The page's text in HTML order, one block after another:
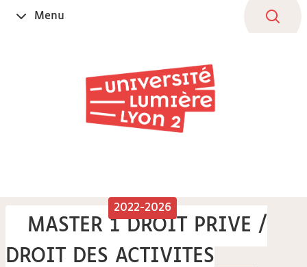
OuvrirMenu
2022-2026
MASTER 1 DROIT PRIVE /
DROIT DES ACTIVITES